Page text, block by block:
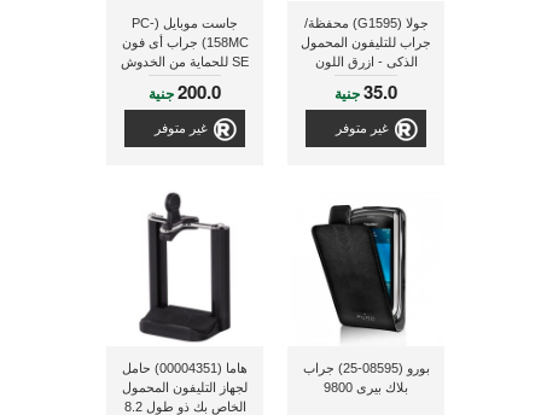
جولا (G1595) محفظة/
جراب للتليفون المحمول
الذكى - ازرق اللون
35.0جنية
غير متوفر
جاست موبايل (PC-
158MC) جراب أى فون
SE للحماية من الخدوش
200.0جنية
غير متوفر
بورو (08595-25) جراب
بلاك بيرى 9800
هاما (00004351) حامل
لجهاز التليفون المحمول
الخاص بك ذو طول 8.2